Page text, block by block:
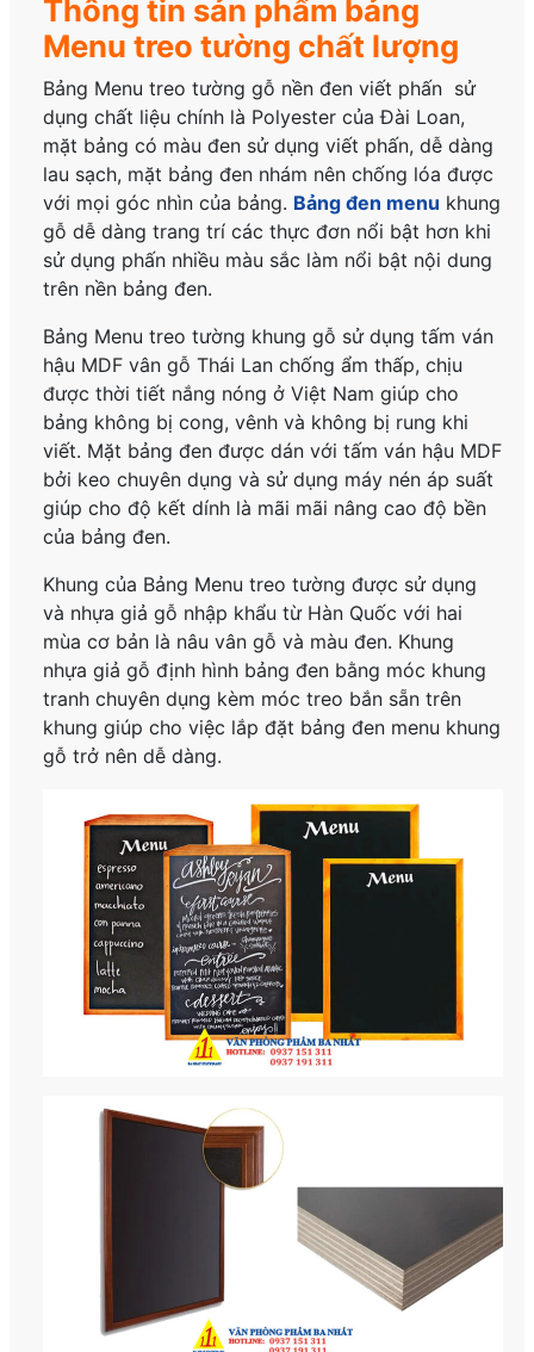
Thông tin sản phẩm bảng
Menu treo tường chất lượng
Bảng Menu treo tường gỗ nền đen viết phấn sử
dụng chất liệu chính là Polyester của Đài Loan,
mặt bảng có màu đen sử dụng viết phấn, dễ dàng
lau sạch, mặt bảng đen nhám nên chống lóa được
với mọi góc nhìn của bảng. Bảng đen menu khung
gỗ dễ dàng trang trí các thực đơn nổi bật hơn khi
sử dụng phấn nhiều màu sắc làm nổi bật nội dung
trên nền bảng đen.
Bảng Menu treo tường khung gỗ sử dụng tấm ván
hậu MDF vân gỗ Thái Lan chống ẩm thấp, chịu
được thời tiết nắng nóng ở Việt Nam giúp cho
bảng không bị cong, vênh và không bị rung khi
viết. Mặt bảng đen được dán với tấm ván hậu MDF
bởi keo chuyên dụng và sử dụng máy nén áp suất
giúp cho độ kết dính là mãi mãi nâng cao độ bền
của bảng đen.
Khung của Bảng Menu treo tường được sử dụng
và nhựa giả gỗ nhập khẩu từ Hàn Quốc với hai
mùa cơ bản là nâu vân gỗ và màu đen. Khung
nhựa giả gỗ định hình bảng đen bằng móc khung
tranh chuyên dụng kèm móc treo bắn sẵn trên
khung giúp cho việc lắp đặt bảng đen menu khung
gỗ trở nên dễ dàng.